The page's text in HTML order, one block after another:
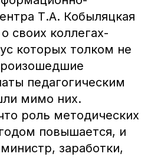
Т.А. Кобыляцкая
своих коллегах-
которых толком не
педагогическим
мимо них.
роль методических
повышается, и
заработки,